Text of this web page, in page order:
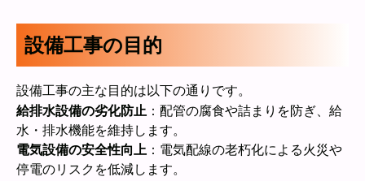
設備工事の目的
設備工事の主な目的は以下の通りです。
給排水設備の劣化防止 ：配管の腐食や詰まりを防ぎ、給
水・排水機能を維持します。
電気設備の安全性向上 ：電気配線の老朽化による火災や
停電のリスクを低減します。